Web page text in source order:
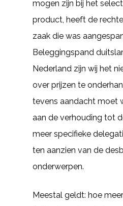
mogen zijn bij het
product, heeft de
zaak die was
Beleggingspand
Nederland zijn wij het
over prijzen te
tevens aandacht moet
aan de verhouding tot
meer specifieke
ten aanzien van de
onderwerpen.
Meestal geldt: hoe